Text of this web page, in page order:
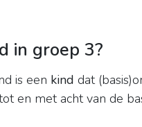
in groep 3?
is een kind dat
en met acht van de